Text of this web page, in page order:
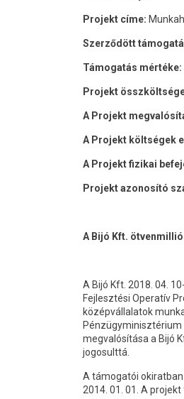
Projekt címe:
Szerződött
Támogatás mértéke:
Projekt
A Projekt
A Projekt költségek
A Projekt fizikai
Projekt azonosító
A Bijó Kft.
A Bijó Kft. 2018. 04.
Fejlesztési Operatív
középvállalatok
Pénzügyminisztérium
megvalósítása a Bijó
jogosulttá.
A támogatói
2014. 01. 01. A